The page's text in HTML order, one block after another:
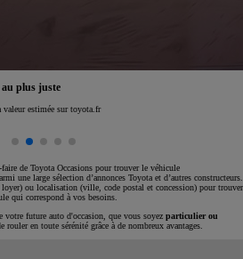
1€ seulement
de Toyota Occasions pour trouver le véhicule
une large sélection d’annonces Toyota et d’autres constructeurs.
ou localisation (ville, code postal et concession) pour trouver
qui correspond à vos besoins.
future auto d'occasion, que vous soyez particulier ou
rouler en toute sérénité grâce à de nombreux avantages.